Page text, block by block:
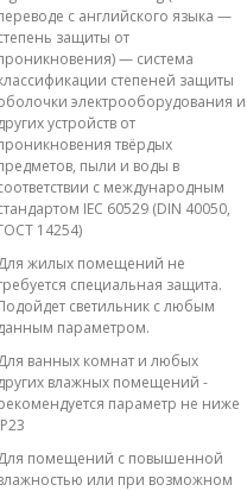
с английского языка —
защиты от
— система
степеней защиты
электрооборудования и
устройств от
твёрдых
пыли и воды в
с международным
IEC 60529 (DIN 40050,
14254)
жилых помещений не
специальная защита.
светильник с любым
параметром.
ванных комнат и любых
влажных помещений -
параметр не ниже
помещений с повышенной
или при возможном